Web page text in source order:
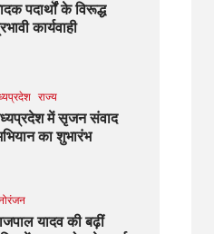
पदार्थों के विरूद्ध
कार्यवाही
राज्य
में सृजन संवाद
का शुभारंभ
यादव की बढ़ीं